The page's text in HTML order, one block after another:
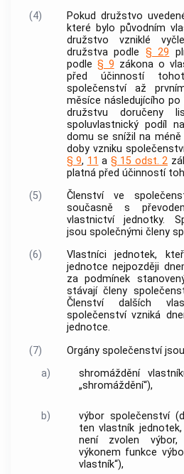
(4)
Pokud družstvo
které bylo původním
družstvo vzniklé
družstva podle § 29
podle § 9 zákona o
před účinností
společenství až
měsíce následujícího
družstvu doručeny
spoluvlastnický podíl
domu se snížil na
doby vzniku
§ 9, 11 a § 15 odst. 2
platná před účinností
(5)
Členství ve
současně s
vlastnictvíjednotky.
jsou společnými členy
(6)
Vlastníci jednotek,
jednotce nejpozději
za podmínek
stávají členy
Členství dalších
společenství vzniká
jednotce.
(7)
Orgány společenství jsou
a)
shromáždění
„shromáždění“),
b) výborspolečenství
ten vlastník jednotek
není zvolen výbor,
výkonem funkce
vlastník“),